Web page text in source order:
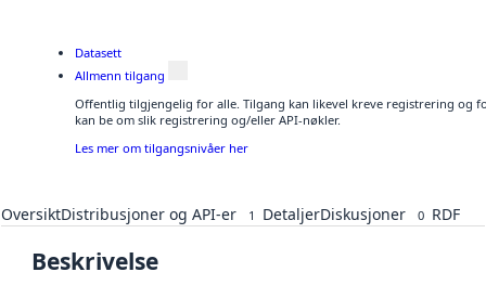
Datasett
Allmenn tilgang
Offentlig tilgjengelig for alle. Tilgang kan likevel kreve registrering og
kan be om slik registrering og/eller API-nøkler.
Les mer om tilgangsnivåer her
OversiktDistribusjoner og API-er 1 DetaljerDiskusjoner 0 RDF
Beskrivelse